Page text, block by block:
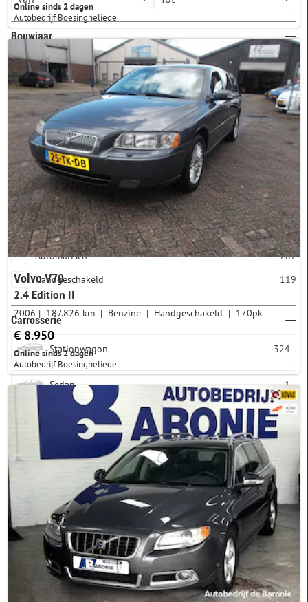
Bouwjaar
Brandstof
Benzine
264
Diesel
46
LPG
12
Aardgas
4
Transmissie
Automatisch
207
Handgeschakeld
119
Carrosserie
Stationwagon 324
Sedan 1
Variant
5 km
10 km
Online sinds 2 dagen
Autobedrijf Boesingheliede
Volvo V70
2.4 Edition II
2006 187.826 km Benzine Handgeschakeld 170pk
€ 8.950
Online sinds 2 dagen
Autobedrijf Boesingheliede